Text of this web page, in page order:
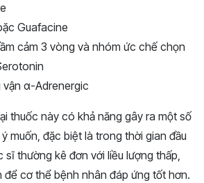
Guafacine
cảm 3 vòng và nhóm ức chế chọn
vận α-Adrenergic
thuốc này có khả năng gây ra một số
muốn, đặc biệt là trong thời gian đầu
sĩ thường kê đơn với liều lượng thấp,
để cơ thể bệnh nhân đáp ứng tốt hơn.